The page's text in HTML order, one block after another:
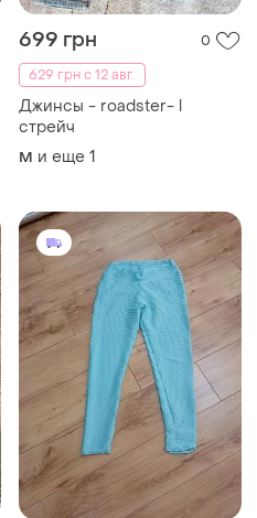
699 грн
0
629 грн с 12 авг.
Джинсы - roadster- l
стрейч
M и еще 1